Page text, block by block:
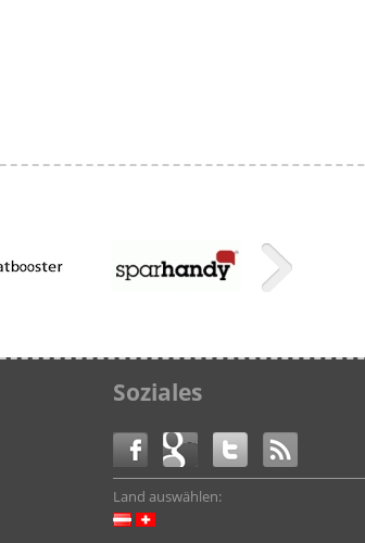
Soziales
Land auswählen: